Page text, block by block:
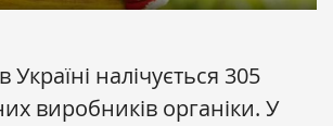
Україні налічується 305
виробників органіки. У